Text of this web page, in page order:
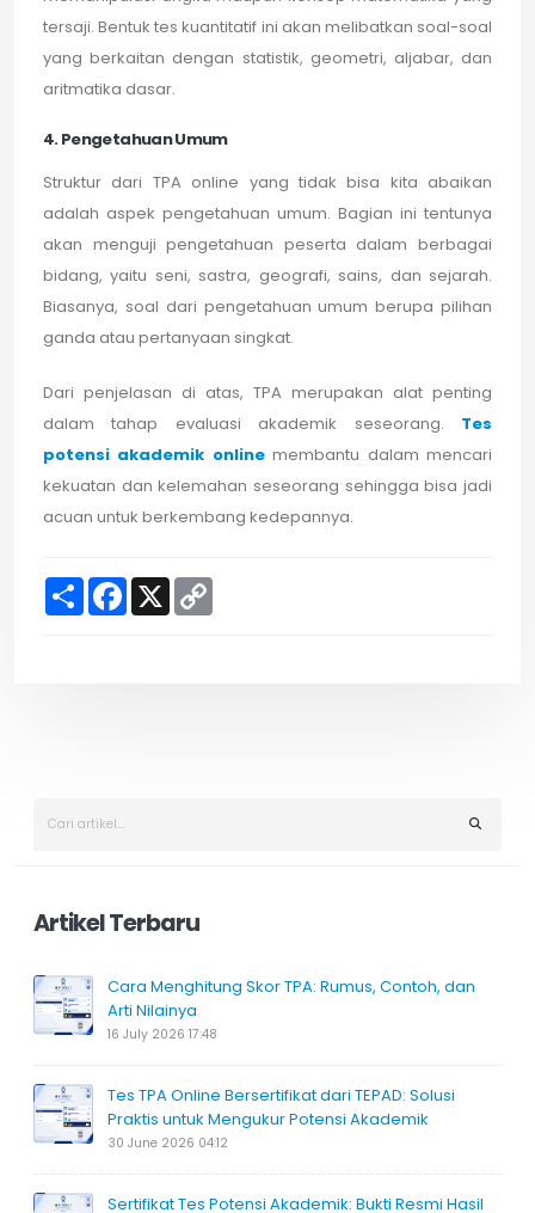
tersaji. Bentuk tes kuantitatif ini akan melibatkan soal-soal
yang berkaitan dengan statistik, geometri, aljabar, dan
aritmatika dasar.
4. Pengetahuan Umum
Struktur dari TPA online yang tidak bisa kita abaikan
adalah aspek pengetahuan umum. Bagian ini tentunya
akan menguji pengetahuan peserta dalam berbagai
bidang, yaitu seni, sastra, geografi, sains, dan sejarah.
Biasanya, soal dari pengetahuan umum berupa pilihan
ganda atau pertanyaan singkat.
Dari penjelasan di atas, TPA merupakan alat penting
dalam tahap evaluasi akademik seseorang. Tes
potensi akademik onlinemembantu dalam mencari
kekuatan dan kelemahan seseorang sehingga bisa jadi
acuan untuk berkembang kedepannya.
S
F
X
Artikel Terbaru
Cara Menghitung Skor TPA: Rumus, Contoh, dan
Arti Nilainya
16 July 2026 17:48
Tes TPA Online Bersertifikat dari TEPAD: Solusi
Praktis untuk Mengukur Potensi Akademik
30 June 2026 04:12
Sertifikat Tes Potensi Akademik: Bukti Resmi Hasil